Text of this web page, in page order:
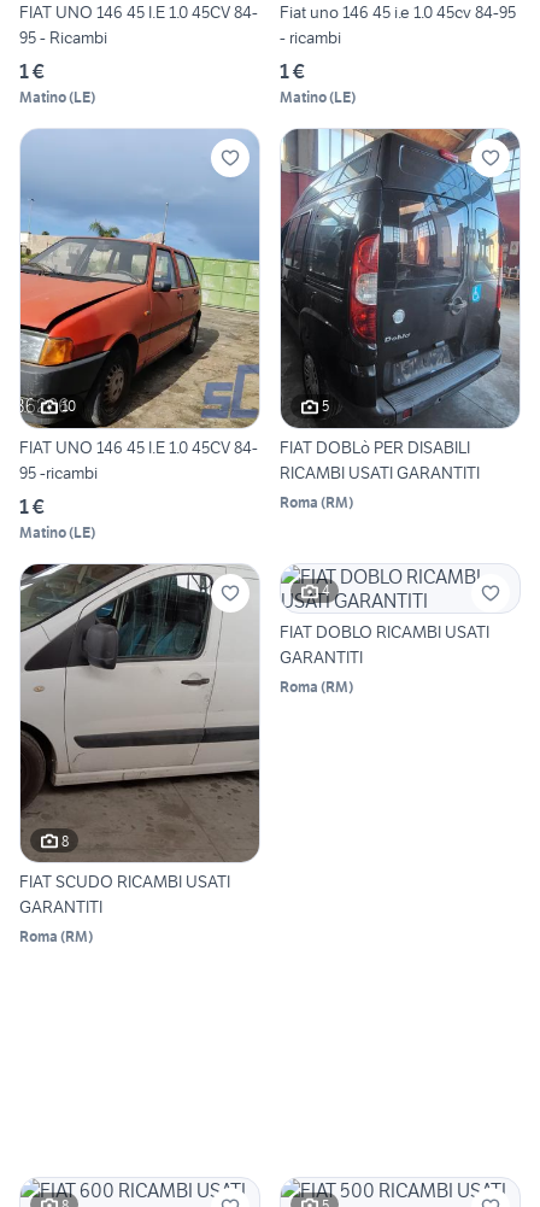
FIAT UNO 146 45 I.E 1.0 45CV 84-
95 - Ricambi
1 €
Matino(LE)
Fiat uno 146 45 i.e 1.0 45cv 84-95
- ricambi
1 €
Matino(LE)
10
FIAT UNO 146 45 I.E 1.0 45CV 84-
95 -ricambi
1 €
Matino(LE)
5
FIAT DOBLò PER DISABILI
RICAMBI USATI GARANTITI
Roma (RM)
8
FIAT SCUDO RICAMBI USATI
GARANTITI
Roma (RM)
4
FIAT DOBLO RICAMBI USATI
GARANTITI
Roma (RM)